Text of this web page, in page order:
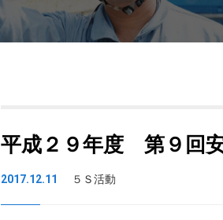
平成２９年度 第９回
2017.12.11 ５Ｓ活動